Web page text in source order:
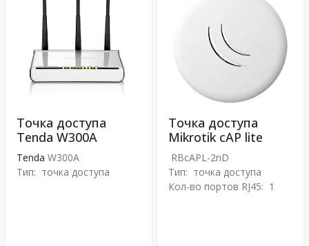
Точка доступа
Tenda W300A
Tenda W300A
Тип: точка доступа
Точка доступа
Mikrotik cAP lite
RBcAPL-2nD
Тип: точка доступа
Кол-во портов RJ45: 1